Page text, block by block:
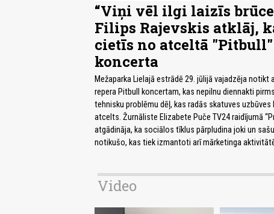
“Viņi vēl ilgi laizīs
Filips Rajevskis atklāj,
cietīs no atceltā "Pitbull"
koncerta
Mežaparka Lielajā estrādē 29. jūlijā vajadzēja notikt
repera Pitbull koncertam, kas nepilnu diennakti
tehnisku problēmu dēļ, kas radās skatuves uzbūves
atcelts. Žurnāliste Elizabete Puče TV24 raidījumā
atgādināja, ka sociālos tīklus pārpludina joki un
notikušo, kas tiek izmantoti arī mārketinga
Video